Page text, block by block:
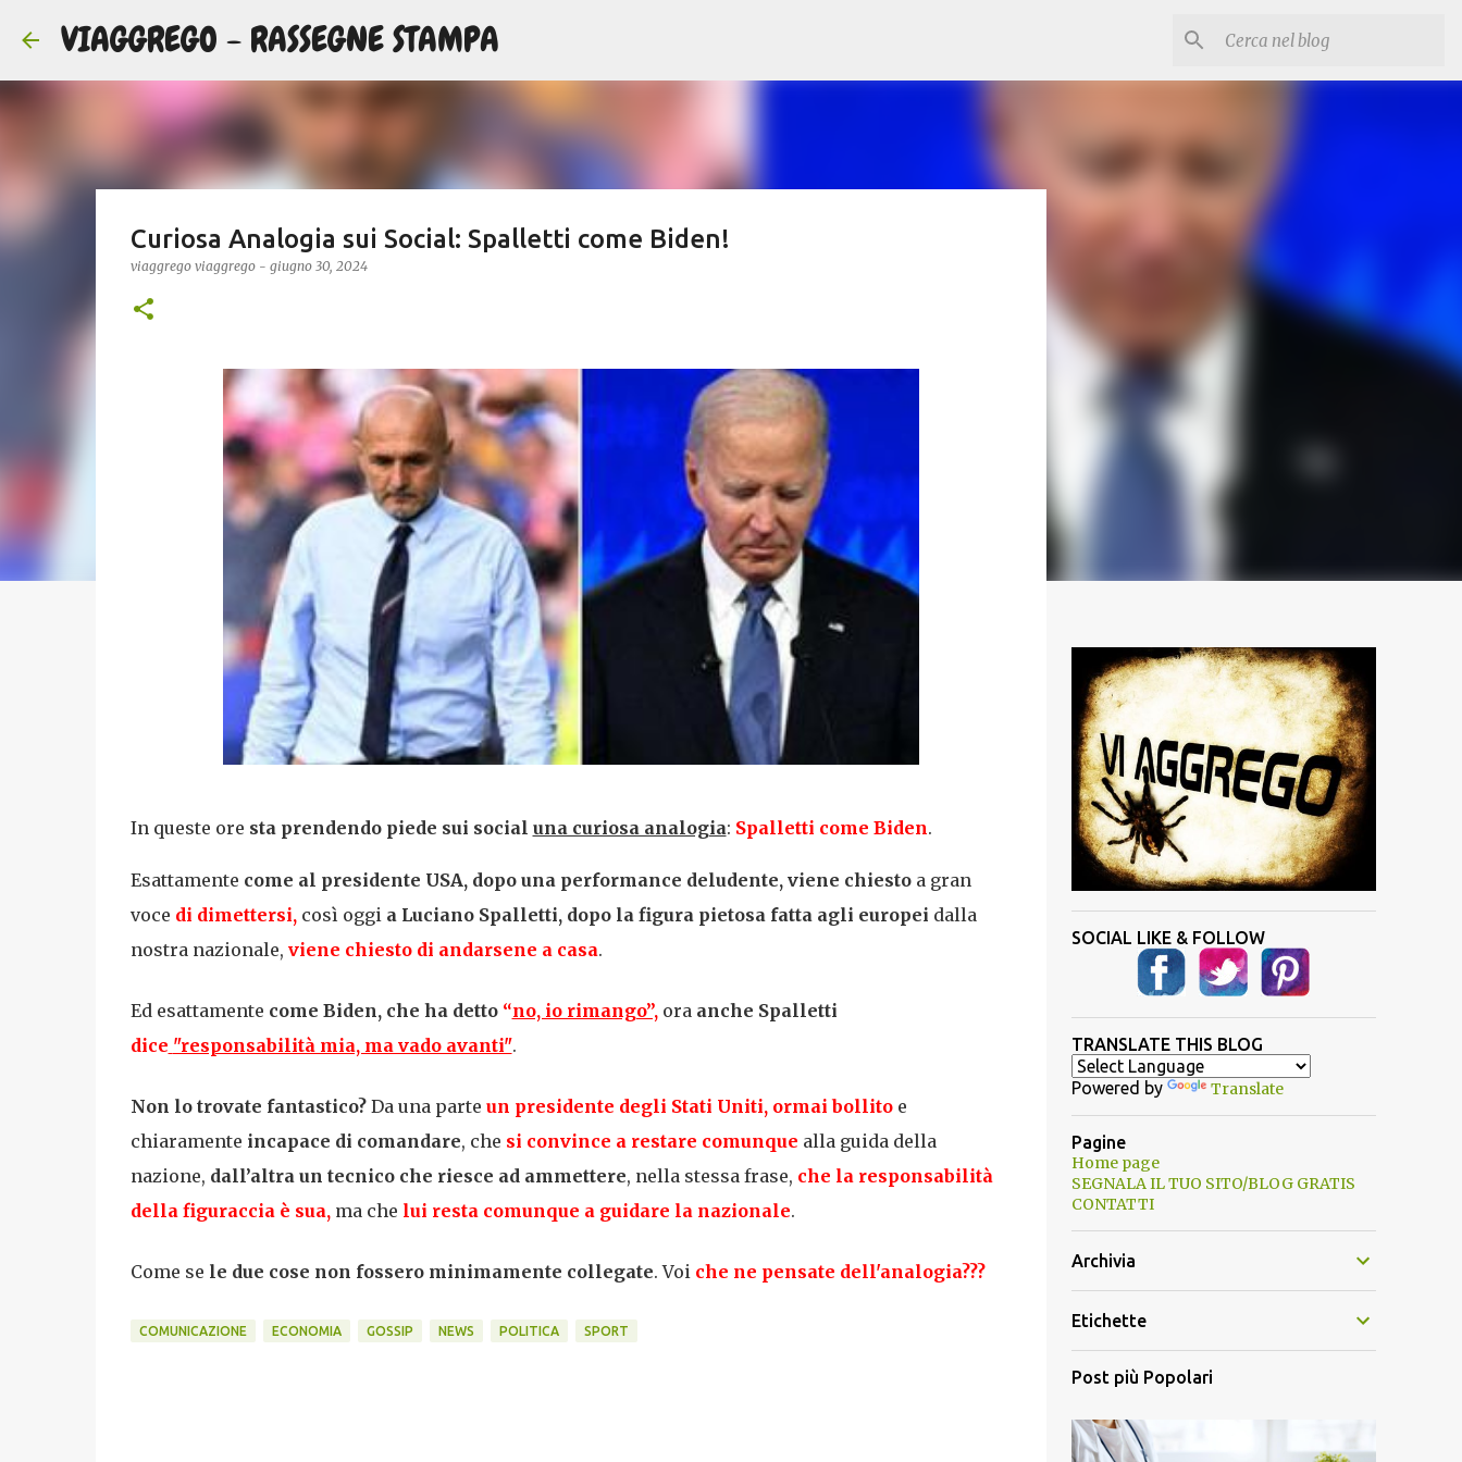
VIAGGREGO - RASSEGNE STAMPA
Curiosa Analogia sui Social: Spalletti come Biden!
viaggrego viaggrego - giugno 30, 2024
In queste ore sta prendendo piede sui social una curiosa analogia: Spalletti come Biden.
Esattamente come al presidente USA, dopo una performance deludente, viene chiestoa gran
voce di dimettersi,così oggi a Luciano Spalletti, dopo la figura pietosa fatta agli europei dalla
nostra nazionale, viene chiesto di andarsene a casa.
Ed esattamente come Biden, che ha detto “no, io rimango”,ora anche Spalletti
dice "responsabilità mia, ma vado avanti".
Non lo trovate fantastico? Da una parte un presidente degli Stati Uniti, ormai bollitoe
chiaramente incapace di comandare, che si convince a restare comunque alla guida della
nazione, dall’altra un tecnico che riesce ad ammettere, nella stessa frase, che la responsabilità
della figuraccia è sua,ma che lui resta comunque a guidare la nazionale.
Come se le due cose non fossero minimamente collegate. Voi che ne pensate dell'analogia???
COMUNICAZIONE ECONOMIA GOSSIP NEWS POLITICA SPORT
SOCIAL LIKE & FOLLOW
TRANSLATE THIS BLOG
Powered by Translate
Pagine
Home page
SEGNALA IL TUO SITO/BLOG GRATIS
CONTATTI
Archivia
Etichette
Post più Popolari